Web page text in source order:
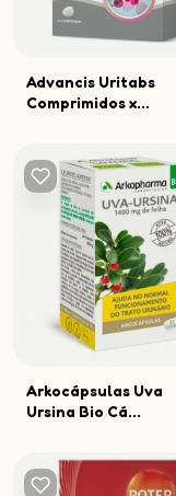
Advancis Uritabs
Comprimidos x...
Arkocápsulas Uva
Ursina Bio Cá...